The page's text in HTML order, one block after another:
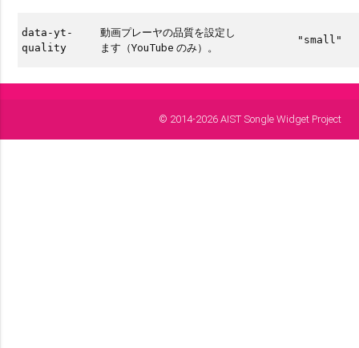
data-yt-
quality
動画プレーヤの品質を設定し
ます（YouTube のみ）。
"small"
© 2014-2026 AIST Songle Widget Project